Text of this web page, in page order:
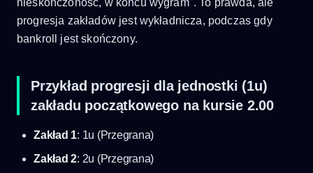
nieskończoność, w końcu wygram". To prawda, ale
progresja zakładów jest wykładnicza, podczas gdy
bankroll jest skończony.
Przykład progresji dla jednostki (1u)
zakładu początkowego na kursie 2.00
Zakład 1: 1u (Przegrana)
Zakład 2: 2u (Przegrana)